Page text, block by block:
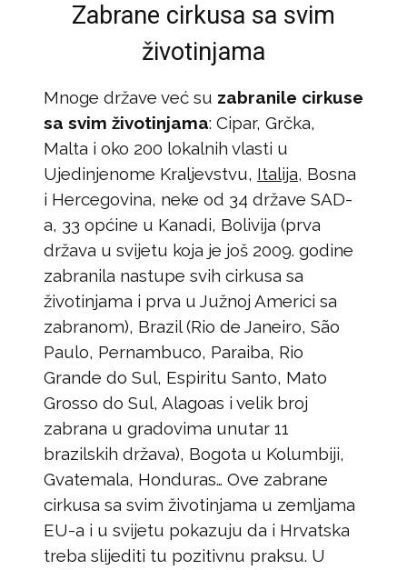
Zabrane cirkusa sa svim
životinjama
Mnoge države već su zabranile cirkuse
sa svim životinjama: Cipar, Grčka,
Malta i oko 200 lokalnih vlasti u
Ujedinjenome Kraljevstvu, Italija, Bosna
i Hercegovina, neke od 34 države SAD-
a, 33 općine u Kanadi, Bolivija (prva
država u svijetu koja je još 2009. godine
zabranila nastupe svih cirkusa sa
životinjama i prva u Južnoj Americi sa
zabranom), Brazil (Rio de Janeiro, São
Paulo, Pernambuco, Paraiba, Rio
Grande do Sul, Espiritu Santo, Mato
Grosso do Sul, Alagoas i velik broj
zabrana u gradovima unutar 11
brazilskih država), Bogota u Kolumbiji,
Gvatemala, Honduras… Ove zabrane
cirkusa sa svim životinjama u zemljama
EU-a i u svijetu pokazuju da i Hrvatska
treba slijediti tu pozitivnu praksu. U